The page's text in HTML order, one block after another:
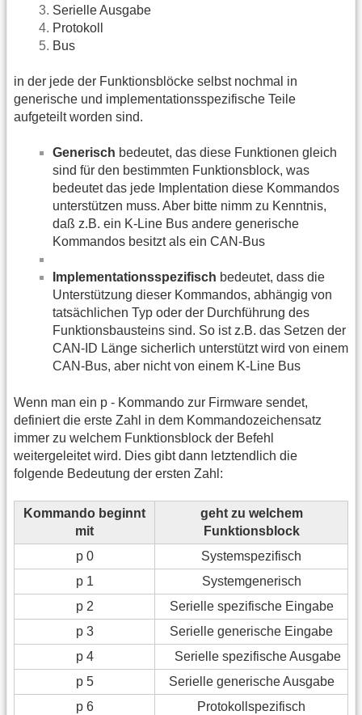
Serielle Ausgabe
Protokoll
Bus
in der jede der Funktionsblöcke selbst nochmal in
generische und implementationsspezifische Teile
aufgeteilt worden sind.
Generisch bedeutet, das diese Funktionen gleich
sind für den bestimmten Funktionsblock, was
bedeutet das jede Implentation diese Kommandos
unterstützen muss. Aber bitte nimm zu Kenntnis,
daß z.B. ein K-Line Bus andere generische
Kommandos besitzt als ein CAN-Bus
Implementationsspezifisch bedeutet, dass die
Unterstützung dieser Kommandos, abhängig von
tatsächlichen Typ oder der Durchführung des
Funktionsbausteins sind. So ist z.B. das Setzen der
CAN-ID Länge sicherlich unterstützt wird von einem
CAN-Bus, aber nicht von einem K-Line Bus
Wenn man ein p - Kommando zur Firmware sendet,
definiert die erste Zahl in dem Kommandozeichensatz
immer zu welchem Funktionsblock der Befehl
weitergeleitet wird. Dies gibt dann letztendlich die
folgende Bedeutung der ersten Zahl:
Kommando beginnt
mit
geht zu welchem
Funktionsblock
p 0
Systemspezifisch
p 1
Systemgenerisch
p 2
Serielle spezifische Eingabe
p 3
Serielle generische Eingabe
p 4
Serielle spezifische Ausgabe
p 5
Serielle generische Ausgabe
p 6
Protokollspezifisch